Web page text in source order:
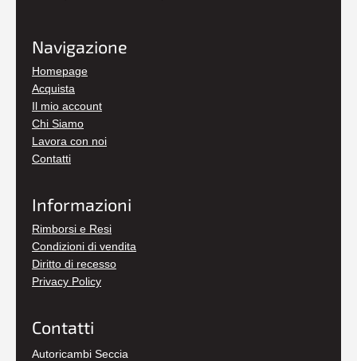
Navigazione
Homepage
Acquista
Il mio account
Chi Siamo
Lavora con noi
Contatti
Informazioni
Rimborsi e Resi
Condizioni di vendita
Diritto di recesso
Privacy Policy
Contatti
Autoricambi Seccia